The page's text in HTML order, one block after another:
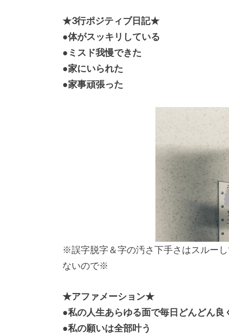
★3行ポジティブ日記★
●体がスッキリしている
●ミスド我慢できた
●家にいられた
●家事頑張った
※誤字脱字＆字の汚さ下手さはスルー
ないので※
★アファメーション★
●私の人生あらゆる面で毎日どんどん良
●私の願いは全部叶う